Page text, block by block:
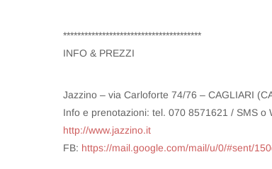
***************************************
INFO & PREZZI
Jazzino – via Carloforte 74/76 – CAGLIARI
Info e prenotazioni: tel. 070 8571621 / SMS o
http://www.jazzino.it
FB: https://mail.google.com/mail/u/0/#sent/